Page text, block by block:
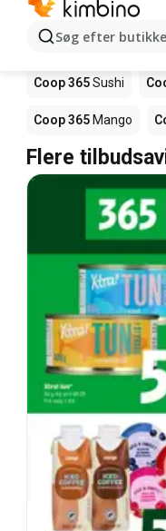
Søg efter
Andre
Coop 365Pizza
Coop 365Sushi
Coop 365 Mango
Flere